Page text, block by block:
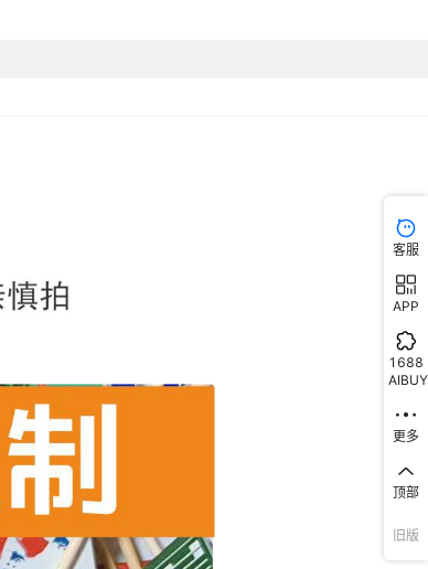
客服
APP
1688
AIBUY
更多
顶部
旧版